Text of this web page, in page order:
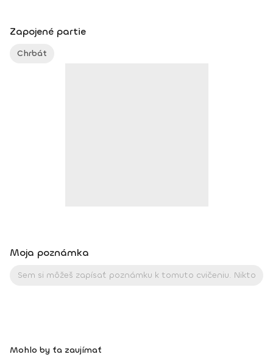
z pohybu, uvoľnenie tela a mysle, spojenie so sebou
a odpovede na hlbšie otázky. Joge sa aktívne venujem od
roku 2008. Najväčšou odmenou je pre mňau učiť ľudí a vidieť
Zapojené partie
Chrbát
Moja poznámka
Mohlo by ťa zaujímať